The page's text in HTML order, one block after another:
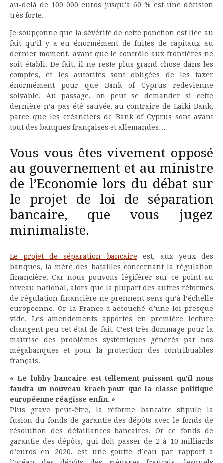
au-delà de 100 000 euros jusqu’à 60 % est une décision
très forte.
Je soupçonne que la sévérité de cette ponction est liée au
fait qu’il y a eu énormément de fuites de capitaux au
dernier moment, avant que le contrôle aux frontières ne
soit établi. De fait, il ne reste plus grand-chose dans les
comptes, et les autorités sont obligées de les taxer
énormément pour que Bank of Cyprus redevienne
solvable. Au passage, on peut se demander si cette
dernière n’a pas été sauvée, au contraire de Laiki Bank,
parce que les créanciers de Bank of Cyprus sont avant
tout des banques françaises et allemandes…
Vous vous êtes vivement opposé
au gouvernement et au ministre
de l’Economie lors du débat sur
le projet de loi de séparation
bancaire, que vous jugez
minimaliste.
Le projet de séparation bancaire est, aux yeux des
banques, la mère des batailles concernant la régulation
financière. Car nous pouvons légiférer sur ce point au
niveau national, alors que la plupart des autres réformes
de régulation financière ne prennent sens qu’à l’échelle
européenne. Or la France a accouché d’une loi presque
vide. Les amendements apportés en première lecture
changent peu cet état de fait. C’est très dommage pour la
maîtrise des problèmes systémiques générés par nos
mégabanques et pour la protection des contribuables
français.
« Le lobby bancaire est tellement puissant qu’il nous
faudra un nouveau krach pour que la classe politique
européenne réagisse enfin. »
Plus grave peut-être, la réforme bancaire stipule la
fusion du fonds de garantie des dépôts avec le fonds de
résolution des défaillances bancaires. Or ce fonds de
garantie des dépôts, qui doit passer de 2 à 10 milliards
d’euros en 2020, est une goutte d’eau par rapport à